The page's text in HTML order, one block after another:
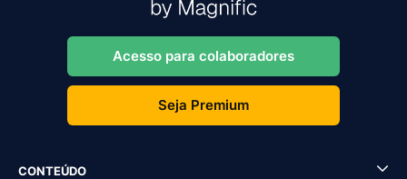
Acesso para colaboradores
Seja Premium
CONTEÚDO